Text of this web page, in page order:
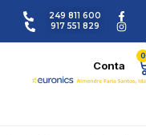
249 811 600
917 551 829
0